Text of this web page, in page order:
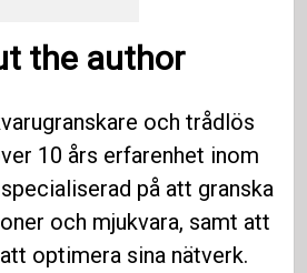
the author
och trådlös
10 års erfarenhet inom
på att granska
och mjukvara, samt att
optimera sina nätverk.